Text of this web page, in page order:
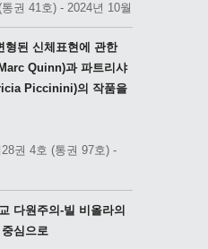
권 41호) - 2024년 10월
형된 신체표현에 관한
Quinn)과 파트리샤
Piccinini)의 작품을
권 4호 (통권 97호) -
다원주의-빌 비올라의
심으로